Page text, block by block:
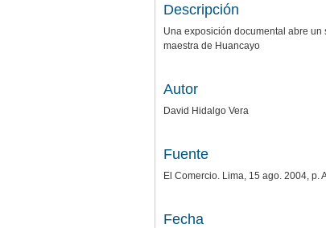
Descripción
Una exposición documental abre
maestra de Huancayo
Autor
David Hidalgo Vera
Fuente
El Comercio. Lima, 15 ago. 2004, p.
Fecha